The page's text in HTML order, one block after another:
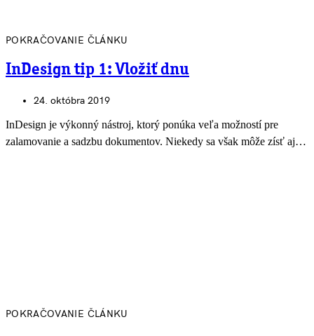
POKRAČOVANIE ČLÁNKU
InDesign tip 1: Vložiť dnu
24. októbra 2019
InDesign je výkonný nástroj, ktorý ponúka veľa možností pre
zalamovanie a sadzbu dokumentov. Niekedy sa však môže zísť aj…
POKRAČOVANIE ČLÁNKU